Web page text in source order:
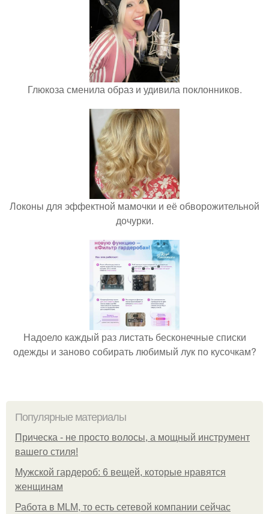
Глюкоза сменила образ и удивила поклонников.
Локоны для эффектной мамочки и её обворожительной
дочурки.
Надоело каждый раз листать бесконечные списки
одежды и заново собирать любимый лук по кусочкам?
Популярные материалы
Прическа - не просто волосы, а мощный инструмент
вашего стиля!
Мужской гардероб: 6 вещей, которые нравятся
женщинам
Работа в MLM, то есть сетевой компании сейчас